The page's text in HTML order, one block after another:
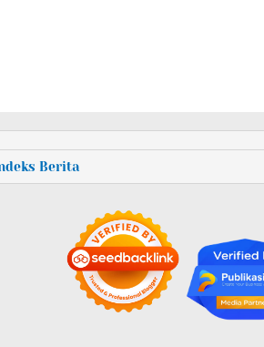
Berita